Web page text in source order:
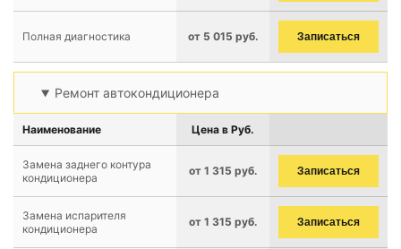
Полная диагностика от 5 015 руб. Записаться
Ремонт автокондиционера
Наименование Цена в Руб.
Замена заднего контура
кондиционера
от 1 315 руб. Записаться
Замена испарителя
кондиционера
от 1 315 руб. Записаться